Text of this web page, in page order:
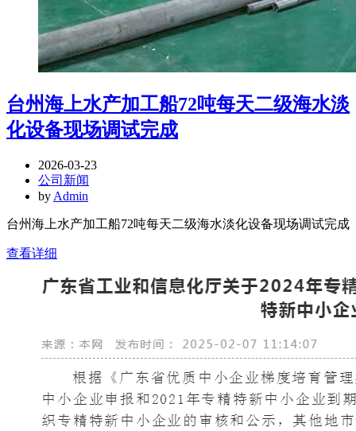
台州海上水产加工船72吨每天二级海水淡
化设备现场调试完成
2026-03-23
公司新闻
by Admin
台州海上水产加工船72吨每天二级海水淡化设备现场调试完成
查看详细